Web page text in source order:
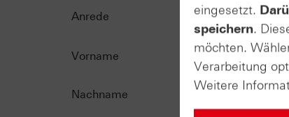
Anrede
Vorname
Nachname
eingesetzt.
speichern.
möchten.
Verarbeitung
Weitere